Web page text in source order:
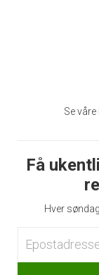
Se
Få
Hver